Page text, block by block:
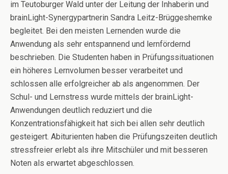
im Teutoburger Wald unter der Leitung der Inhaberin und
brainLight-Synergypartnerin Sandra Leitz-Brüggeshemke
begleitet. Bei den meisten Lernenden wurde die
Anwendung als sehr entspannend und lernfördernd
beschrieben. Die Studenten haben in Prüfungssituationen
ein höheres Lernvolumen besser verarbeitet und
schlossen alle erfolgreicher ab als angenommen. Der
Schul- und Lernstress wurde mittels der brainLight-
Anwendungen deutlich reduziert und die
Konzentrationsfähigkeit hat sich bei allen sehr deutlich
gesteigert. Abiturienten haben die Prüfungszeiten deutlich
stressfreier erlebt als ihre Mitschüler und mit besseren
Noten als erwartet abgeschlossen.